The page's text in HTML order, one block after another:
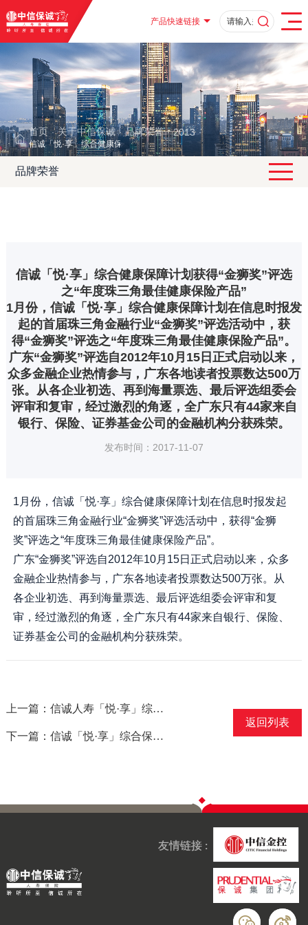
产品快速链接
首页 · 关于中信保诚 · 品牌荣誉 · 2013 ·
信诚「悦·享」综合健康保障计划获得“金狮奖”评选之“年度珠三角最佳健康保
品牌荣誉
信诚「悦·享」综合健康保障计划获得“金狮奖”评选
之“年度珠三角最佳健康保险产品”
1月份，信诚「悦·享」综合健康保障计划在信息时报发
起的首届珠三角金融行业“金狮奖”评选活动中，获
得“金狮奖”评选之“年度珠三角最佳健康保险产品”。
广东“金狮奖”评选自2012年10月15日正式启动以来，
众多金融企业热情参与，广东各地读者投票数达500万
张。从各企业初选、再到海量票选、最后评选组委会
评审和复审，经过激烈的角逐，全广东只有44家来自
银行、保险、证券基金公司的金融机构分获殊荣。
发布时间：2017-11-07
1月份，信诚「悦·享」综合健康保障计划在信息时报发起
的首届珠三角金融行业“金狮奖”评选活动中，获得“金狮
奖”评选之“年度珠三角最佳健康保险产品”。
广东“金狮奖”评选自2012年10月15日正式启动以来，众多
金融企业热情参与，广东各地读者投票数达500万张。从
各企业初选、再到海量票选、最后评选组委会评审和复
审，经过激烈的角逐，全广东只有44家来自银行、保险、
证券基金公司的金融机构分获殊荣。
上一篇：信诚人寿「悦·享」综合健康保障计划获得“年度最优产品”奖
下一篇：信诚「悦·享」综合保障计划获得金口碑寿险产品奖
返回列表
友情链接 :